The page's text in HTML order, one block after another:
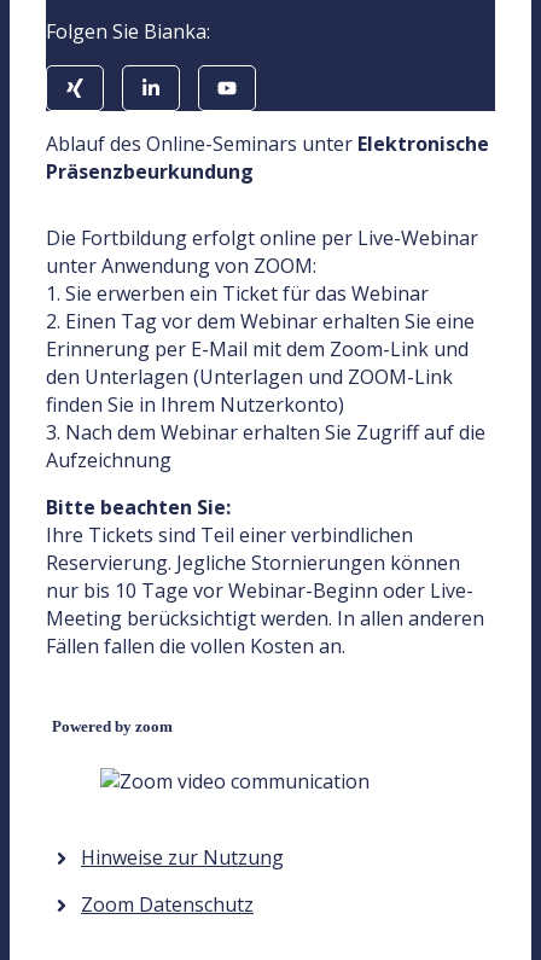
Folgen Sie Bianka:
Ablauf des Online-Seminars unter Elektronische
Präsenzbeurkundung
Die Fortbildung erfolgt online per Live-Webinar
unter Anwendung von ZOOM:
1. Sie erwerben ein Ticket für das Webinar
2. Einen Tag vor dem Webinar erhalten Sie eine
Erinnerung per E-Mail mit dem Zoom-Link und
den Unterlagen (Unterlagen und ZOOM-Link
finden Sie in Ihrem Nutzerkonto)
3. Nach dem Webinar erhalten Sie Zugriff auf die
Aufzeichnung
Bitte beachten Sie:
Ihre Tickets sind Teil einer verbindlichen
Reservierung. Jegliche Stornierungen können
nur bis 10 Tage vor Webinar-Beginn oder Live-
Meeting berücksichtigt werden. In allen anderen
Fällen fallen die vollen Kosten an.
Powered by zoom
Hinweise zur Nutzung
Zoom Datenschutz